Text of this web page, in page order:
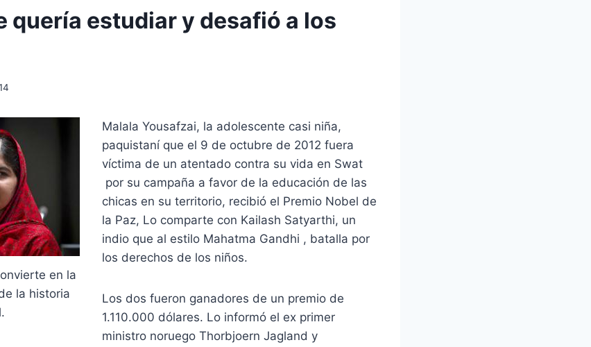
quería estudiar y desafió a los
en la
la historia
Malala Yousafzai, la adolescente casi niña,
paquistaní que el 9 de octubre de 2012 fuera
víctima de un atentado contra su vida en Swat
por su campaña a favor de la educación de las
chicas en su territorio, recibió el Premio Nobel de
la Paz, Lo comparte con Kailash Satyarthi, un
indio que al estilo Mahatma Gandhi , batalla por
los derechos de los niños.
Los dos fueron ganadores de un premio de
1.110.000 dólares. Lo informó el ex primer
ministro noruego Thorbjoern Jagland y